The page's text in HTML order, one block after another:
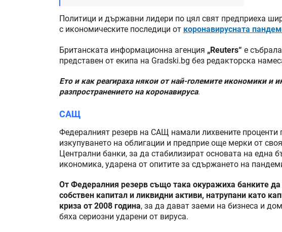
Политици и държавни лидери по цял свят предприеха
с икономическите последици от коронавирусната
Британската информационна агенция „Reuters“ е
представен от екипа на Gradski.bg без редакторска
Ето и как реагираха някои от най-големите икономики и
разпространението на коронавируса.
САЩ
Федералният резерв на САЩ намали лихвените проценти
изкупуването на облигации и предприе още мерки от
Централни банки, за да стабилизират основата на една
икономика, ударена от опитите за сдържането на
От Федералния резерв също така окуражиха банките да
собствен капитал и ликвидни активи, натрупани като
криза от 2008 година, за да дават заеми на бизнеса и
бяха сериозни ударени от вируса.